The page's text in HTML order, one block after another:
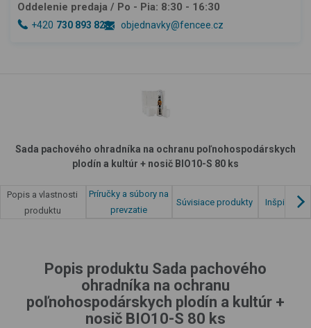
Oddelenie predaja / Po - Pia: 8:30 - 16:30
+420 730 893 828 objednavky@fencee.cz
Sada pachového ohradníka na ochranu poľnohospodárskych
plodín a kultúr + nosič BIO10-S 80 ks
Popis a vlastnosti
produktu
Príručky a súbory na
prevzatie
Súvisiace produkty Inšpirácia
Popis produktu Sada pachového
ohradníka na ochranu
poľnohospodárskych plodín a kultúr +
nosič BIO10-S 80 ks